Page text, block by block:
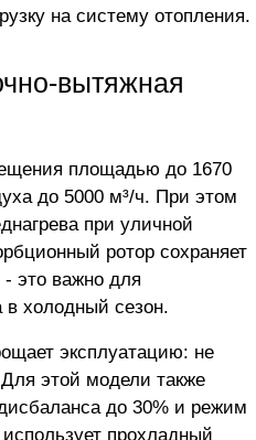
на систему отопления.
вытяжная
площадью до 1670
до 5000 м³/ч. При этом
при уличной
ротор сохраняет
- это важно для
в холодный сезон.
эксплуатацию: не
этой модели также
до 30% и режим
прохладный